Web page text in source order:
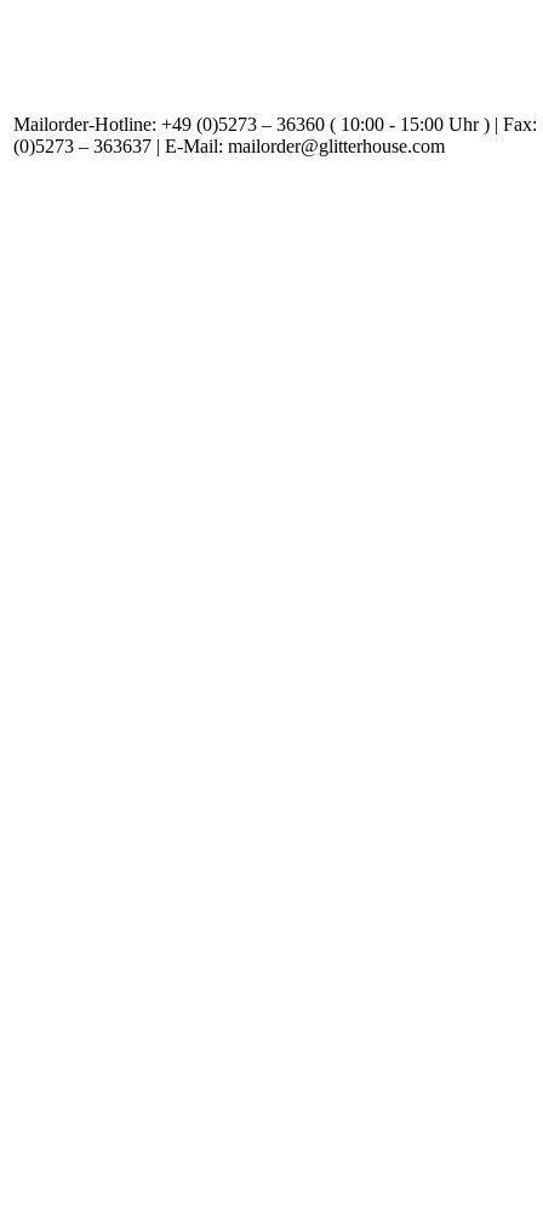
Mailorder-Hotline: +49 (0)5273 – 36360 ( 10:00 - 15:00 Uhr ) | Fax:
(0)5273 – 363637 | E-Mail: mailorder@glitterhouse.com